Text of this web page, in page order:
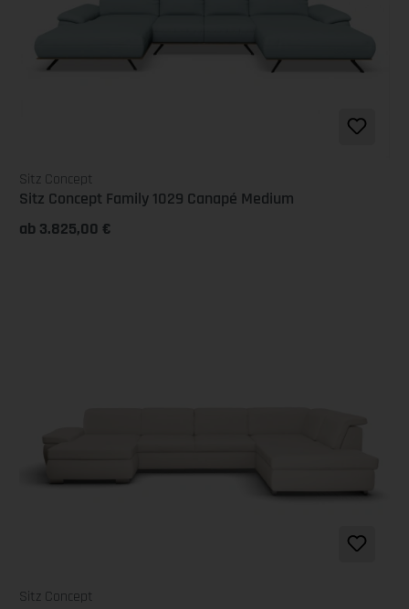
Sitz Concept
Sitz Concept Family 1029 Canapé Medium
ab 3.825,00 €
Sitz Concept